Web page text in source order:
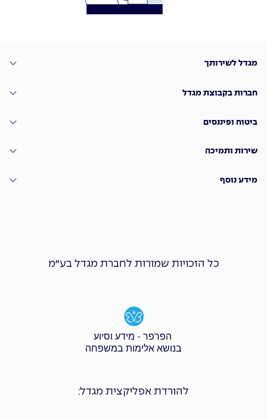
מגדל לשירותך
חברות בקבוצת מגדל
ביטוח ופיננסים
שירות ותמיכה
מידע נוסף
כל הזכויות שמורות לחברת מגדל בע״מ
הפרפר - מידע וסיוע
בנושא אלימות במשפחה
להורדת אפליקצית מגדל: